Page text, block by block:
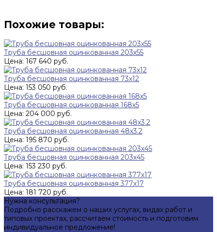
Похожие товары:
Труба бесшовная оцинкованная 203х55
Цена: 167 640 руб.
Труба бесшовная оцинкованная 73х12
Цена: 153 050 руб.
Труба бесшовная оцинкованная 168х5
Цена: 204 000 руб.
Труба бесшовная оцинкованная 48х3.2
Цена: 195 870 руб.
Труба бесшовная оцинкованная 203х45
Цена: 153 230 руб.
Труба бесшовная оцинкованная 377х17
Цена: 181 720 руб.
Нужна консультация?
Подробно расскажем о наших услугах, видах работ и
типовых проектах, рассчитаем стоимость и подготовим
индивидуальное предложение!